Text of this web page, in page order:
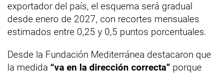
exportador del país, el esquema será gradual
desde enero de 2027, con recortes mensuales
estimados entre 0,25 y 0,5 puntos porcentuales.
Desde la Fundación Mediterránea destacaron que
la medida “va en la dirección correcta” porque